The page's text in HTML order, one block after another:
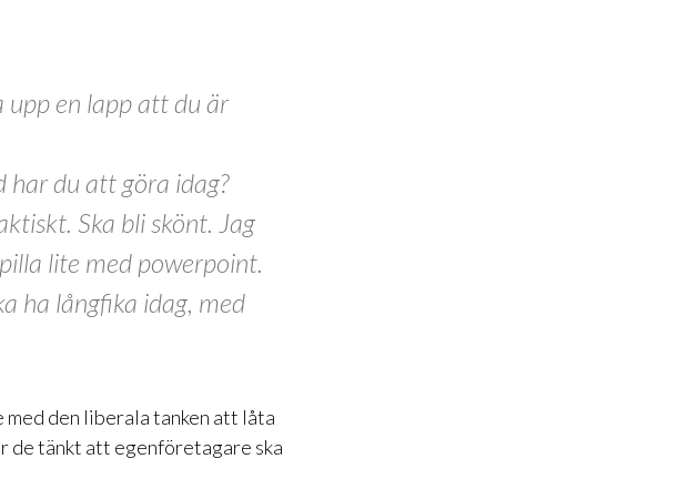
upp en lapp att du är
har du att göra idag?
Ska bli skönt. Jag
lite med powerpoint.
ha långfika idag, med
med den liberala tanken att låta
de tänkt att egenföretagare ska